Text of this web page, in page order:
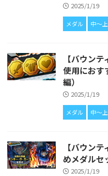
2025/1/19
メダル 中〜
【バウン
使用におす
編）
2025/1/19
メダル 中〜
【バウン
めメダルセ
2025/1/19